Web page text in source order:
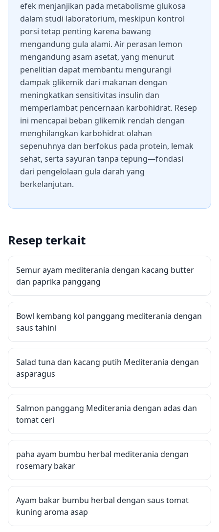
efek menjanjikan pada metabolisme glukosa
dalam studi laboratorium, meskipun kontrol
porsi tetap penting karena bawang
mengandung gula alami. Air perasan lemon
mengandung asam asetat, yang menurut
penelitian dapat membantu mengurangi
dampak glikemik dari makanan dengan
meningkatkan sensitivitas insulin dan
memperlambat pencernaan karbohidrat. Resep
ini mencapai beban glikemik rendah dengan
menghilangkan karbohidrat olahan
sepenuhnya dan berfokus pada protein, lemak
sehat, serta sayuran tanpa tepung—fondasi
dari pengelolaan gula darah yang
berkelanjutan.
Resep terkait
Semur ayam mediterania dengan kacang butter
dan paprika panggang
Bowl kembang kol panggang mediterania dengan
saus tahini
Salad tuna dan kacang putih Mediterania dengan
asparagus
Salmon panggang Mediterania dengan adas dan
tomat ceri
paha ayam bumbu herbal mediterania dengan
rosemary bakar
Ayam bakar bumbu herbal dengan saus tomat
kuning aroma asap